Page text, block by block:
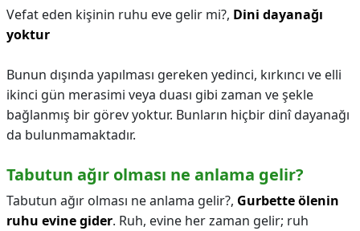
Vefat eden kişinin ruhu eve gelir mi?, Dini dayanağı
yoktur
Bunun dışında yapılması gereken yedinci, kırkıncı ve elli
ikinci gün merasimi veya duası gibi zaman ve şekle
bağlanmış bir görev yoktur. Bunların hiçbir dinî dayanağı
da bulunmamaktadır.
Tabutun ağır olması ne anlama gelir?
Tabutun ağır olması ne anlama gelir?, Gurbette ölenin
ruhu evine gider. Ruh, evine her zaman gelir; ruh